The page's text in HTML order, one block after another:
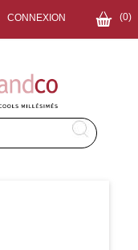
(0)
CONNEXION